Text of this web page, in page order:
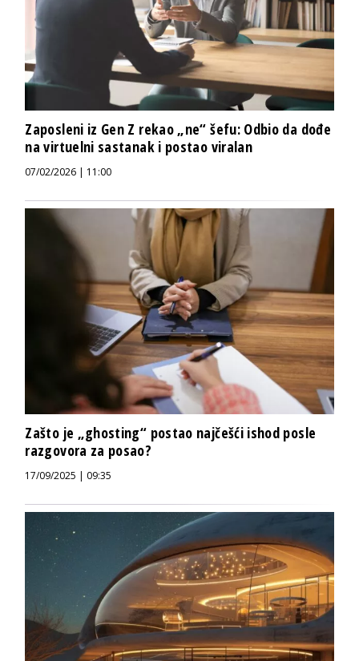
Zaposleni iz Gen Z rekao „ne“ šefu: Odbio da dođe
na virtuelni sastanak i postao viralan
07/02/2026 | 11:00
Zašto je „ghosting“ postao najčešći ishod posle
razgovora za posao?
17/09/2025 | 09:35